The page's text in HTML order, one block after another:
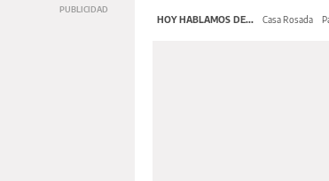
HOY HABLAMOS DE... Casa Rosada